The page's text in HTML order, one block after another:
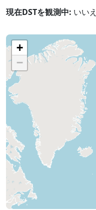
現在DSTを観測中: いいえ
+
−